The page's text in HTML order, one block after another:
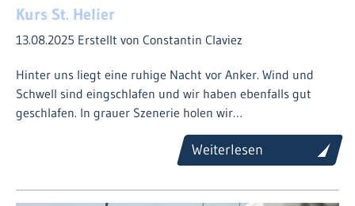
Kurs St. Helier
13.08.2025 Erstellt von Constantin Claviez
Hinter uns liegt eine ruhige Nacht vor Anker. Wind und
Schwell sind eingschlafen und wir haben ebenfalls gut
geschlafen. In grauer Szenerie holen wir…
Weiterlesen